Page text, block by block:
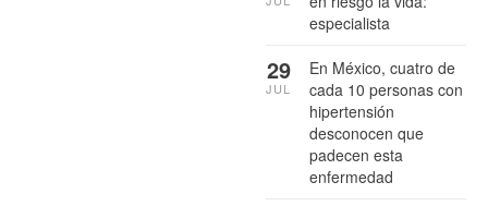
especialista
En México, cuatro de
cada 10 personas con
hipertensión
desconocen que
padecen esta
enfermedad
29
JUL